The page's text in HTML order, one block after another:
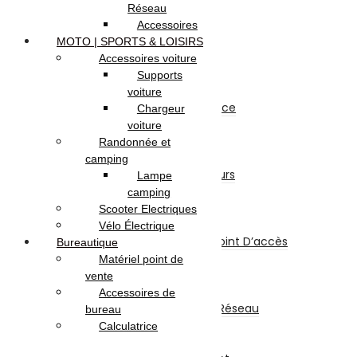
Système d’alarme
Alarme Filaire
Alarme Sans Fil
Accessoires
Matériel de Sécurité
Caméra de Surveillance
Kit Sécurité
Enregistreur
Accessoires Sécurité
Détecteurs et Capteurs
Réseau & Connectiques
Réseau
Switch / Routeurs / Point D’accès
Carte Réseau
Clé Wifi – Bluetooth
CPL
Coffrets Et Armoires Réseau
Multiprise
Réseau
Accessoires
MOTO | SPORTS & LOISIRS
Accessoires voiture
Supports
voiture
Chargeur
voiture
Randonnée et
camping
Lampe
camping
Scooter Electriques
Vélo Électrique
Bureautique
Matériel point de
vente
Accessoires de
bureau
Calculatrice